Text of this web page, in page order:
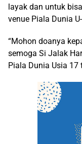
layak dan untuk
venue Piala Dunia
“Mohon doanya
semoga Si Jalak
Piala Dunia Usia 17